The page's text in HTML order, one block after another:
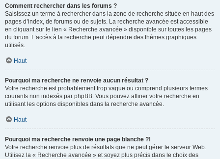
Comment rechercher dans les forums ?
Saisissez un terme à rechercher dans la zone de recherche située en haut des
pages d’index, de forums ou de sujets. La recherche avancée est accessible
en cliquant sur le lien « Recherche avancée » disponible sur toutes les pages
du forum. L’accès à la recherche peut dépendre des thèmes graphiques
utilisés.
Haut
Pourquoi ma recherche ne renvoie aucun résultat ?
Votre recherche est probablement trop vague ou comprend plusieurs termes
courants non indexés par phpBB. Vous pouvez affiner votre recherche en
utilisant les options disponibles dans la recherche avancée.
Haut
Pourquoi ma recherche renvoie une page blanche ?!
Votre recherche renvoie plus de résultats que ne peut gérer le serveur Web.
Utilisez la « Recherche avancée » et soyez plus précis dans le choix des